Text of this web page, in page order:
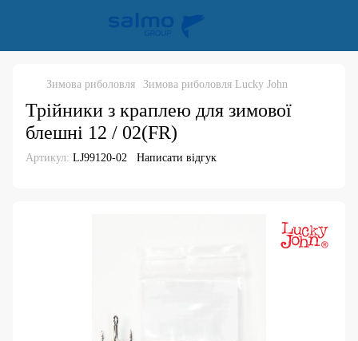
Зимова риболовля Зимова риболовля Lucky John
Трійники з краплею для зимової
блешні 12 / 02(FR)
Артикул: LJ99120-02 Написати відгук